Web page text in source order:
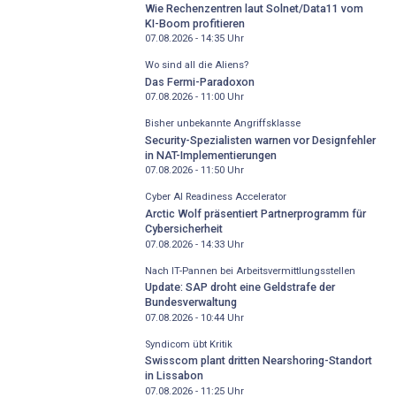
Wie Rechenzentren laut Solnet/Data11 vom
KI-Boom profitieren
07.08.2026 - 14:35Uhr
Wo sind all die Aliens?
Das Fermi-Paradoxon
07.08.2026 - 11:00Uhr
Bisher unbekannte Angriffsklasse
Security-Spezialisten warnen vor Designfehler
in NAT-Implementierungen
07.08.2026 - 11:50Uhr
Cyber AI Readiness Accelerator
Arctic Wolf präsentiert Partnerprogramm für
Cybersicherheit
07.08.2026 - 14:33Uhr
Nach IT-Pannen bei Arbeitsvermittlungsstellen
Update: SAP droht eine Geldstrafe der
Bundesverwaltung
07.08.2026 - 10:44Uhr
Syndicom übt Kritik
Swisscom plant dritten Nearshoring-Standort
in Lissabon
07.08.2026 - 11:25Uhr